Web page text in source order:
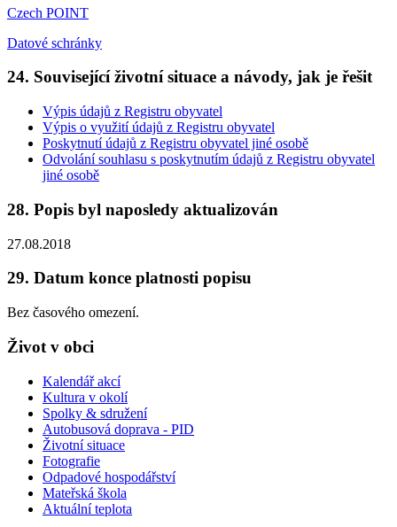
Czech POINT
Datové schránky
24. Související životní situace a návody, jak je řešit
Výpis údajů z Registru obyvatel
Výpis o využití údajů z Registru obyvatel
Poskytnutí údajů z Registru obyvatel jiné osobě
Odvolání souhlasu s poskytnutím údajů z Registru obyvatel
jiné osobě
28. Popis byl naposledy aktualizován
27.08.2018
29. Datum konce platnosti popisu
Bez časového omezení.
Život v obci
Kalendář akcí
Kultura v okolí
Spolky & sdružení
Autobusová doprava - PID
Životní situace
Fotografie
Odpadové hospodářství
Mateřská škola
Aktuální teplota